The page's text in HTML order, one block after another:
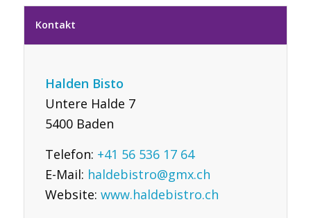
Kontakt
Halden Bisto
Untere Halde 7
5400 Baden
Telefon: +41 56 536 17 64
E-Mail: haldebistro@gmx.ch
Website: www.haldebistro.ch